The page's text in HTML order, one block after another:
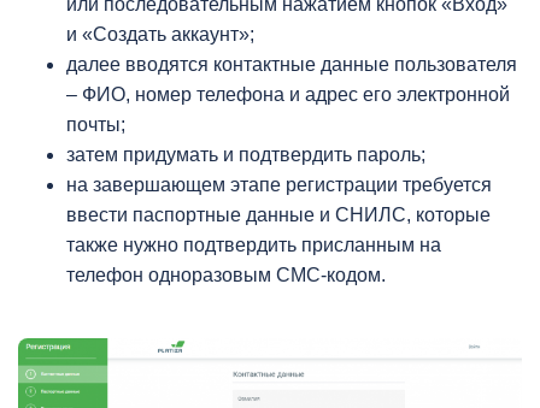
или последовательным нажатием кнопок «Вход»
и «Создать аккаунт»;
далее вводятся контактные данные пользователя
– ФИО, номер телефона и адрес его электронной
почты;
затем придумать и подтвердить пароль;
на завершающем этапе регистрации требуется
ввести паспортные данные и СНИЛС, которые
также нужно подтвердить присланным на
телефон одноразовым СМС-кодом.